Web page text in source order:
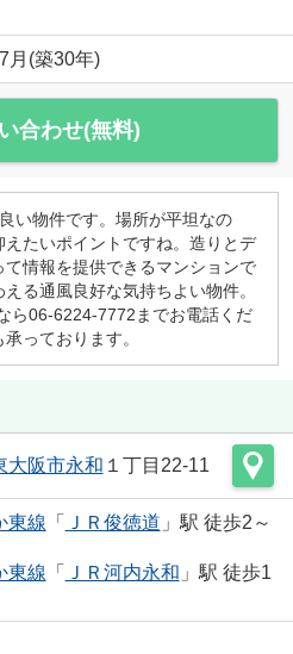
月(築30年)
合わせ(無料)
い物件です。場所が平坦なの
たいポイントですね。造りとデ
情報を提供できるマンションで
る通風良好な気持ちよい物件。
ら06-6224-7772までお電話くだ
っております。
大阪市永和 １丁目22-11
東線 「 ＪＲ俊徳道 」駅 徒歩2～
東線 「 ＪＲ河内永和 」駅 徒歩1